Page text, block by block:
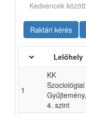
Kedvencek
Raktári kérés
Lelőhely
1
KK
Szociológiai
Gyűjtemény,
4. szint